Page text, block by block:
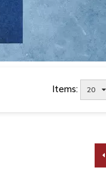
Items: 20